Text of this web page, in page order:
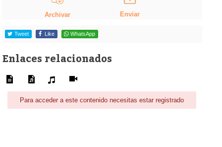
Archivar Enviar
Tweet Like WhatsApp
Enlaces relacionados
Para acceder a este contenido necesitas estar registrado